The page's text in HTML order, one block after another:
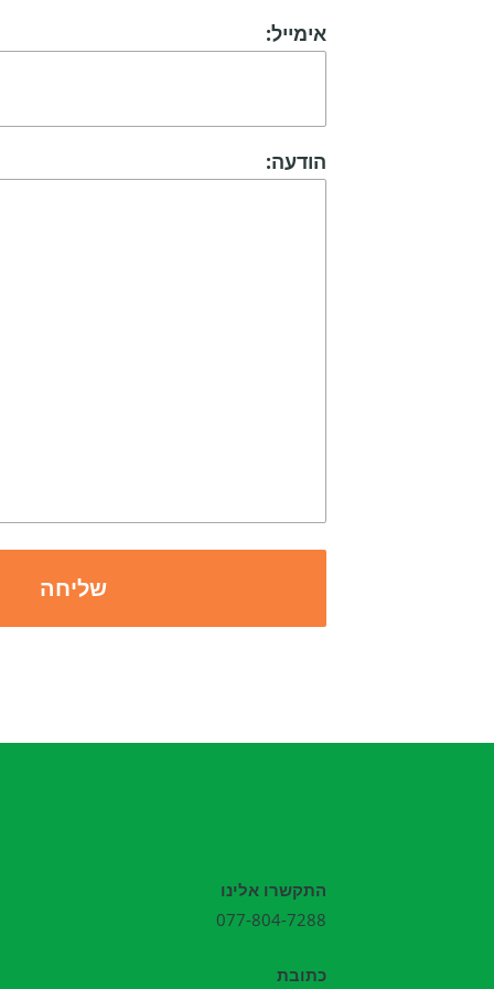
אימייל:
הודעה:
התקשרו אלינו
077-804-7288
כתובת